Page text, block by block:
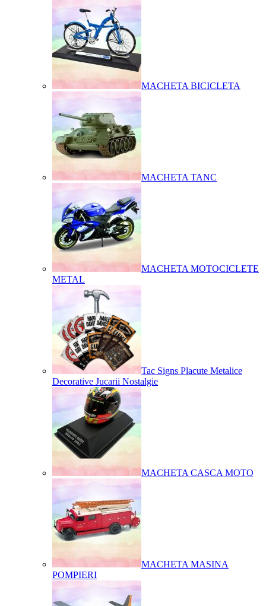
MACHETA BICICLETA
MACHETA TANC
MACHETA MOTOCICLETE
METAL
Tac Signs Placute Metalice
Decorative Jucarii Nostalgie
MACHETA CASCA MOTO
MACHETA MASINA
POMPIERI